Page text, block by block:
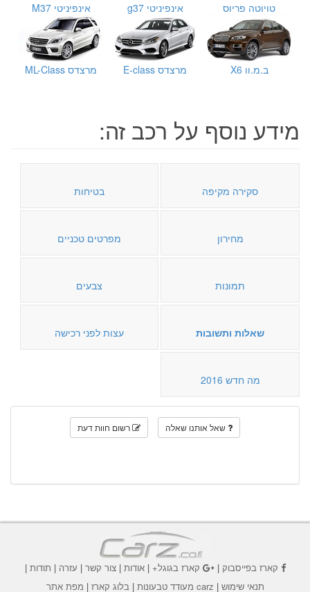
טויוטה פריוס אינפיניטי g37 אינפיניטי M37
ב.מ.וו X6 מרצדס E-class מרצדס ML-Class
מידע נוסף על רכב זה:
סקירה מקיפה בטיחות
מחירון מפרטים טכניים
תמונות צבעים
שאלות ותשובות עצות לפני רכישה
מה חדש 2016
שאל אותנו שאלה רשום חוות דעת
קארז בפייסבוק| קארז בגוגל+|אודות |צור קשר | עזרה | תודות |
תנאי שימוש | carz מעודד טבעונות | בלוג קארז | מפת אתר